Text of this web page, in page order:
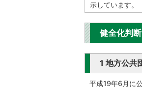
示しています。
健全化判
1 地方公共
平成19年6月に